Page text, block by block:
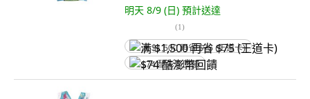
明天 8/9 (日) 預計送達
(1)
满 $1,500 再省 $75 (王道卡)
$74 酷澎幣回饋